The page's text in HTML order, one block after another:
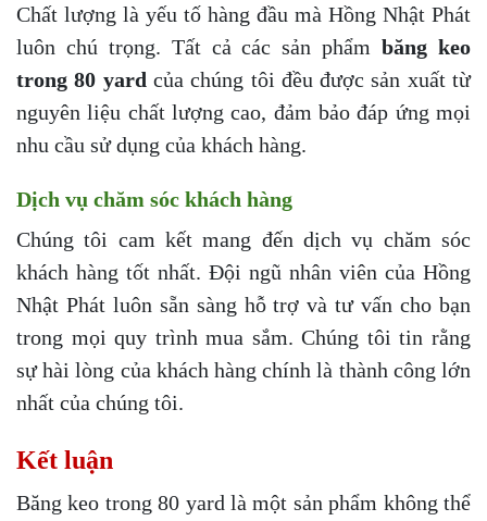
Chất lượng là yếu tố hàng đầu mà Hồng Nhật Phát
luôn chú trọng. Tất cả các sản phẩmbăng keo
trong 80 yard của chúng tôi đều được sản xuất từ
nguyên liệu chất lượng cao, đảm bảo đáp ứng mọi
nhu cầu sử dụng của khách hàng.
Dịch vụ chăm sóc khách hàng
Chúng tôi cam kết mang đến dịch vụ chăm sóc
khách hàng tốt nhất. Đội ngũ nhân viên của Hồng
Nhật Phát luôn sẵn sàng hỗ trợ và tư vấn cho bạn
trong mọi quy trình mua sắm. Chúng tôi tin rằng
sự hài lòng của khách hàng chính là thành công lớn
nhất của chúng tôi.
Kết luận
Băng keo trong 80 yard là một sản phẩm không thể